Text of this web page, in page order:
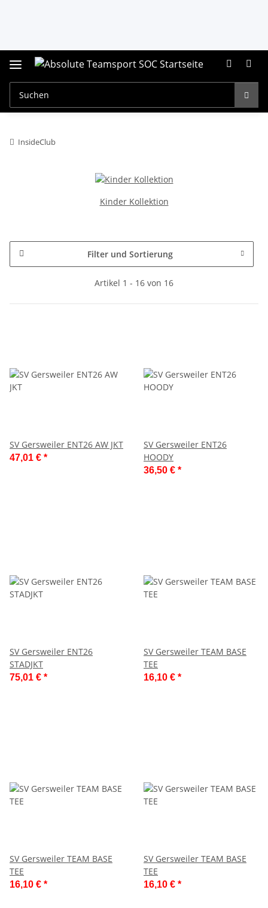
InsideClub
Kinder Kollektion
Filter und Sortierung
Artikel 1 - 16 von 16
SV Gersweiler ENT26 AW JKT
47,01 € *
SV Gersweiler ENT26
HOODY
36,50 € *
SV Gersweiler ENT26
STADJKT
75,01 € *
SV Gersweiler TEAM BASE
TEE
16,10 € *
SV Gersweiler TEAM BASE
TEE
16,10 € *
SV Gersweiler TEAM BASE
TEE
16,10 € *